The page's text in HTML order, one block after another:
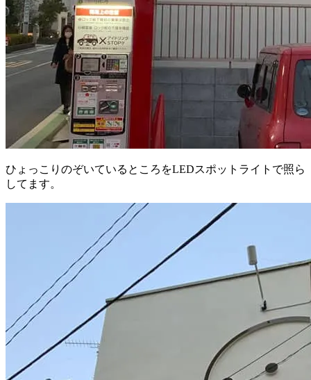
ひょっこりのぞいているところをLEDスポットライトで照ら
してます。